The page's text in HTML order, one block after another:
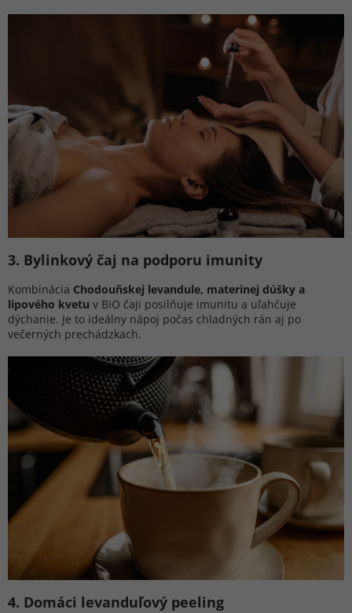
3️. Bylinkový čaj na podporu imunity
Kombinácia Chodouňskej levandule, materinej dúšky a
lipového kvetu v BIO čaji posilňuje imunitu a uľahčuje
dýchanie. Je to ideálny nápoj počas chladných rán aj po
večerných prechádzkach.
4️. Domáci levanduľový peeling